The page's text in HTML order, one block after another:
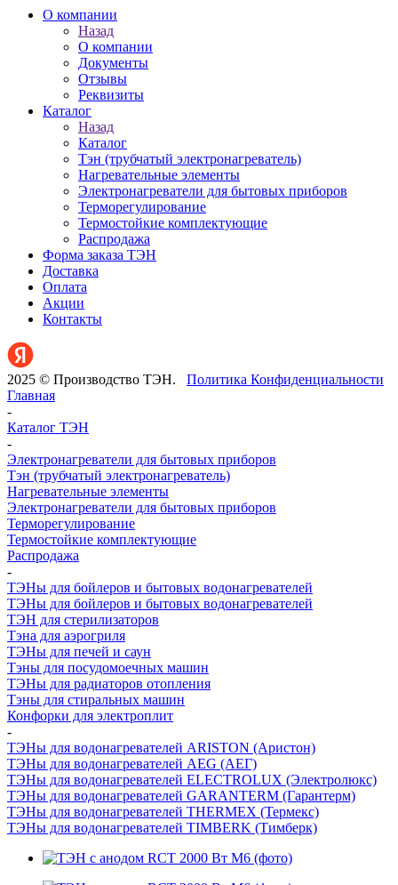
О компании
Назад
О компании
Документы
Отзывы
Реквизиты
Каталог
Назад
Каталог
Тэн (трубчатый электронагреватель)
Нагревательные элементы
Электронагреватели для бытовых приборов
Терморегулирование
Термостойкие комплектующие
Распродажа
Форма заказа ТЭН
Доставка
Оплата
Акции
Контакты
2025 © Производство ТЭН. Политика Конфиденциальности
Главная
-
Каталог ТЭН
-
Электронагреватели для бытовых приборов
Тэн (трубчатый электронагреватель)
Нагревательные элементы
Электронагреватели для бытовых приборов
Терморегулирование
Термостойкие комплектующие
Распродажа
-
ТЭНы для бойлеров и бытовых водонагревателей
ТЭНы для бойлеров и бытовых водонагревателей
ТЭН для стерилизаторов
Тэна для аэрогриля
ТЭНы для печей и саун
Тэны для посудомоечных машин
ТЭНы для радиаторов отопления
Тэны для стиральных машин
Конфорки для электроплит
-
ТЭНы для водонагревателей ARISTON (Аристон)
ТЭНы для водонагревателей AEG (АЕГ)
ТЭНы для водонагревателей ELECTROLUX (Электролюкс)
ТЭНы для водонагревателей GARANTERM (Гарантерм)
ТЭНы для водонагревателей THERMEX (Термекс)
ТЭНы для водонагревателей TIMBERK (Тимберк)